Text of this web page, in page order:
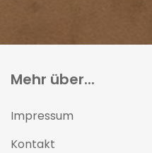
Mehr über...
Impressum
Kontakt